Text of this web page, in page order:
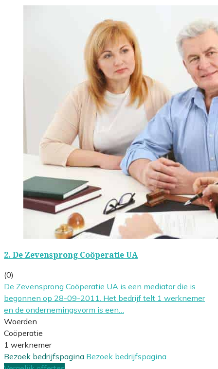
2. De Zevensprong Coöperatie UA
(0)
De Zevensprong Coöperatie UA is een mediator die is
begonnen op 28-09-2011. Het bedrijf telt 1 werknemer
en de ondernemingsvorm is een…
Woerden
Coöperatie
1 werknemer
Bezoek bedrijfspagina Bezoek bedrijfspagina